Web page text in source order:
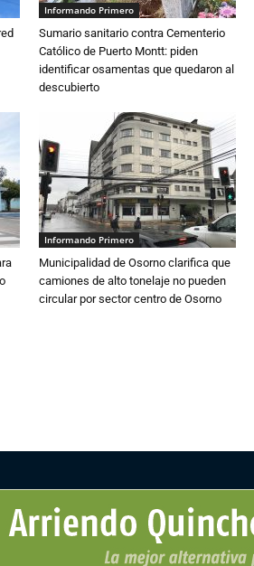
Informando Primero
Sumario sanitario contra Cementerio
Católico de Puerto Montt: piden
identificar osamentas que quedaron al
descubierto
Informando Primero
Municipalidad de Osorno clarifica que
camiones de alto tonelaje no pueden
circular por sector centro de Osorno